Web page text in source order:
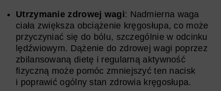
Utrzymanie zdrowej wagi: Nadmierna waga
ciała zwiększa obciążenie kręgosłupa, co może
przyczyniać się do bólu, szczególnie w odcinku
lędźwiowym. Dążenie do zdrowej wagi poprzez
zbilansowaną dietę i regularną aktywność
fizyczną może pomóc zmniejszyć ten nacisk
i poprawić ogólny stan zdrowia kręgosłupa.